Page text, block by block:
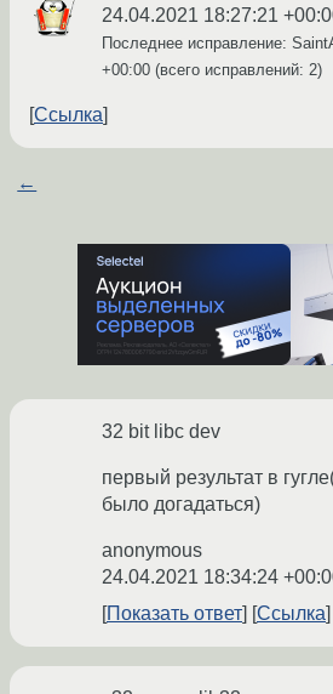
24.04.2021 18:27:21
Последнее исправление:
+00:00 (всего исправлений: 2)
Ссылка
←
32 bit libc dev
первый результат в
было догадаться)
anonymous
24.04.2021 18:34:24
Показать ответ
Ссылка